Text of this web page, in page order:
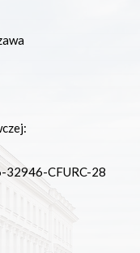
32946-CFURC-28